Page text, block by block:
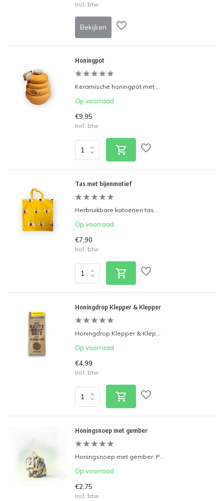
Incl. btw
Bekijken
Honingpot
Keramische honingpot met ...
Op voorraad
€9,95
Incl. btw
Tas met bijenmotief
Herbruikbare katoenen tas...
Op voorraad
€7,90
Incl. btw
Honingdrop Klepper & Klepper
Honingdrop Klepper & Klep...
Op voorraad
€4,99
Incl. btw
Honingsnoep met gember
Honingsnoep met gember. P...
Op voorraad
€2,75
Incl. btw